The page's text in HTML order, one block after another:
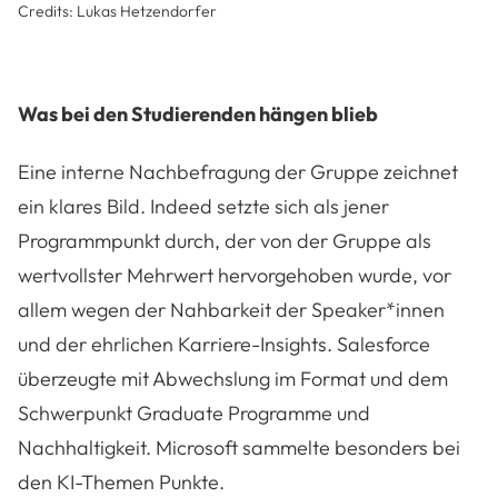
Credits: Lukas Hetzendorfer
Was bei den Studierenden hängen blieb
Eine interne Nachbefragung der Gruppe zeichnet
ein klares Bild. Indeed setzte sich als jener
Programmpunkt durch, der von der Gruppe als
wertvollster Mehrwert hervorgehoben wurde, vor
allem wegen der Nahbarkeit der Speaker*innen
und der ehrlichen Karriere-Insights. Salesforce
überzeugte mit Abwechslung im Format und dem
Schwerpunkt Graduate Programme und
Nachhaltigkeit. Microsoft sammelte besonders bei
den KI-Themen Punkte.